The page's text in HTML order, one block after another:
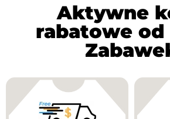
Aktywne
rabatowe od